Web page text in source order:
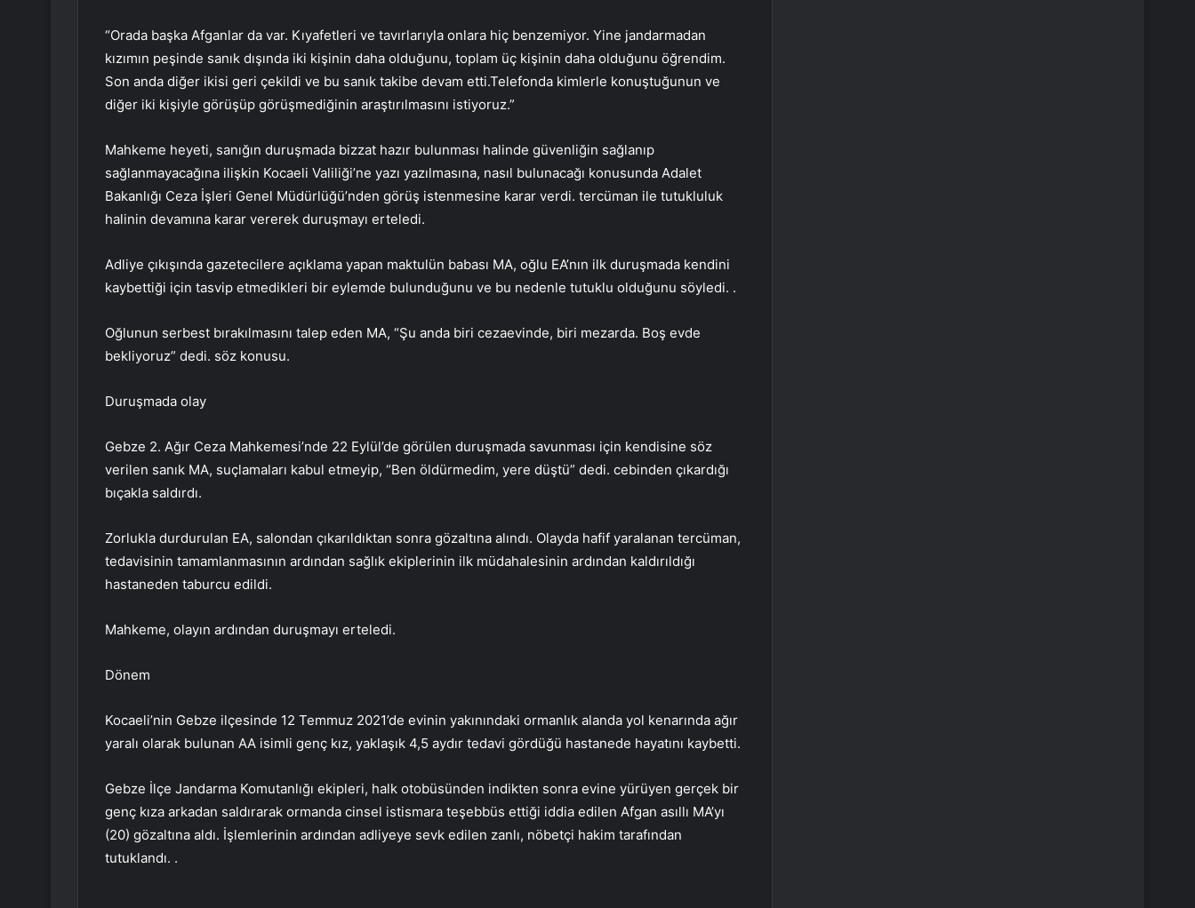
“Orada başka Afganlar da var. Kıyafetleri ve tavırlarıyla onlara hiç benzemiyor. Yine jandarmadan
kızımın peşinde sanık dışında iki kişinin daha olduğunu, toplam üç kişinin daha olduğunu öğrendim.
Son anda diğer ikisi geri çekildi ve bu sanık takibe devam etti.Telefonda kimlerle konuştuğunun ve
diğer iki kişiyle görüşüp görüşmediğinin araştırılmasını istiyoruz.”
Mahkeme heyeti, sanığın duruşmada bizzat hazır bulunması halinde güvenliğin sağlanıp
sağlanmayacağına ilişkin Kocaeli Valiliği’ne yazı yazılmasına, nasıl bulunacağı konusunda Adalet
Bakanlığı Ceza İşleri Genel Müdürlüğü’nden görüş istenmesine karar verdi. tercüman ile tutukluluk
halinin devamına karar vererek duruşmayı erteledi.
Adliye çıkışında gazetecilere açıklama yapan maktulün babası MA, oğlu EA’nın ilk duruşmada kendini
kaybettiği için tasvip etmedikleri bir eylemde bulunduğunu ve bu nedenle tutuklu olduğunu söyledi. .
Oğlunun serbest bırakılmasını talep eden MA, “Şu anda biri cezaevinde, biri mezarda. Boş evde
bekliyoruz” dedi. söz konusu.
Duruşmada olay
Gebze 2. Ağır Ceza Mahkemesi’nde 22 Eylül’de görülen duruşmada savunması için kendisine söz
verilen sanık MA, suçlamaları kabul etmeyip, “Ben öldürmedim, yere düştü” dedi. cebinden çıkardığı
bıçakla saldırdı.
Zorlukla durdurulan EA, salondan çıkarıldıktan sonra gözaltına alındı. Olayda hafif yaralanan tercüman,
tedavisinin tamamlanmasının ardından sağlık ekiplerinin ilk müdahalesinin ardından kaldırıldığı
hastaneden taburcu edildi.
Mahkeme, olayın ardından duruşmayı erteledi.
Dönem
Kocaeli’nin Gebze ilçesinde 12 Temmuz 2021’de evinin yakınındaki ormanlık alanda yol kenarında ağır
yaralı olarak bulunan AA isimli genç kız, yaklaşık 4,5 aydır tedavi gördüğü hastanede hayatını kaybetti.
Gebze İlçe Jandarma Komutanlığı ekipleri, halk otobüsünden indikten sonra evine yürüyen gerçek bir
genç kıza arkadan saldırarak ormanda cinsel istismara teşebbüs ettiği iddia edilen Afgan asıllı MA’yı
(20) gözaltına aldı. İşlemlerinin ardından adliyeye sevk edilen zanlı, nöbetçi hakim tarafından
tutuklandı. .